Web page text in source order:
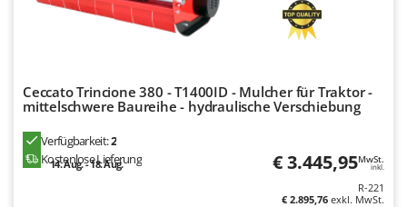
Ceccato Trincione 380 - T1400ID - Mulcher für Traktor -
mittelschwere Baureihe - hydraulische Verschiebung
Verfügbarkeit:2
Kostenlose Lieferung
14. Aug. - 18. Aug. € 3.445,95MwSt.
inkl.
R-221
€ 2.895,76 exkl. MwSt.